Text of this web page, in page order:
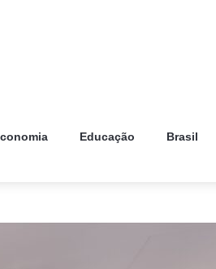
Educação Brasil